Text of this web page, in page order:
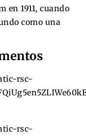
en 1911, cuando
como una